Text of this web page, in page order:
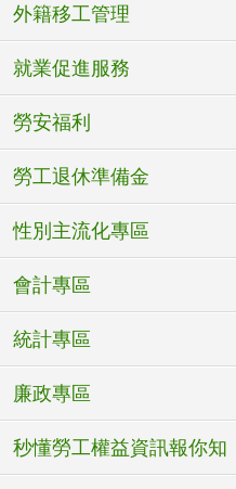
外籍移工管理
就業促進服務
勞安福利
勞工退休準備金
性別主流化專區
會計專區
統計專區
廉政專區
秒懂勞工權益資訊報你知